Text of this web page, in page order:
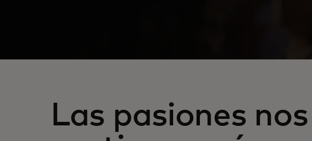
Las pasiones